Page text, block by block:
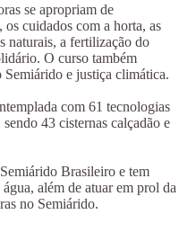
se apropriam de
cuidados com a horta, as
naturais, a fertilização do
O curso também
e justiça climática.
com 61 tecnologias
43 cisternas calçadão e
Brasileiro e tem
além de atuar em prol da
no Semiárido.